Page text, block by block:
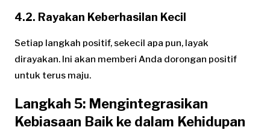
4.2. Rayakan Keberhasilan Kecil
Setiap langkah positif, sekecil apa pun, layak
dirayakan. Ini akan memberi Anda dorongan positif
untuk terus maju.
Langkah 5: Mengintegrasikan
Kebiasaan Baik ke dalam Kehidupan